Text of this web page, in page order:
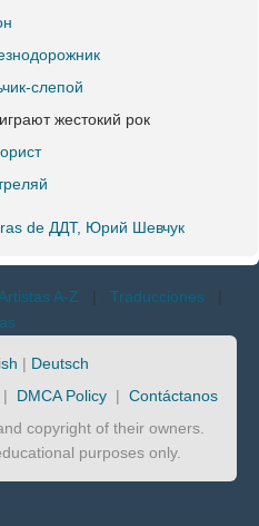
слепой
жестокий рок
de ДДТ, Юрий Шевчук
A-Z | Traducciones |
| Deutsch
| DMCA Policy | Contáctanos
copyright of their owners.
purposes only.